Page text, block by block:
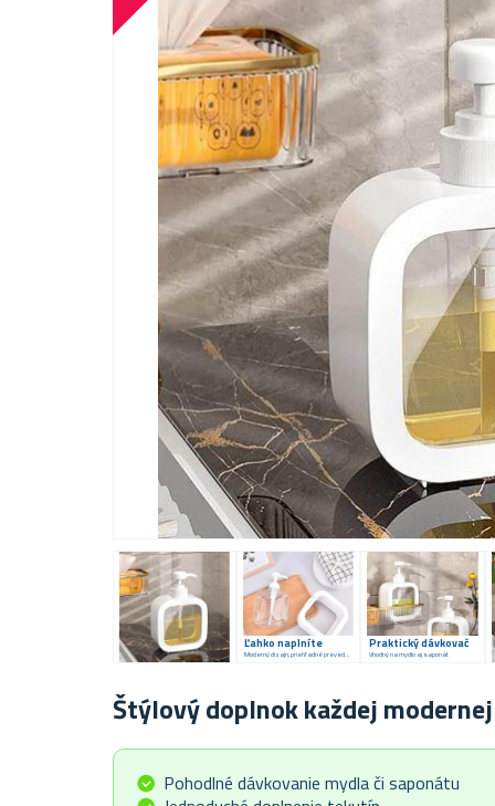
Ľahko naplníte
Moderný dizajn, priehľadné prevedenie
Praktický dávkovač
Vhodný na mydlo aj saponát
Štýlový doplnok každej
Pohodlné dávkovanie mydla či saponátu